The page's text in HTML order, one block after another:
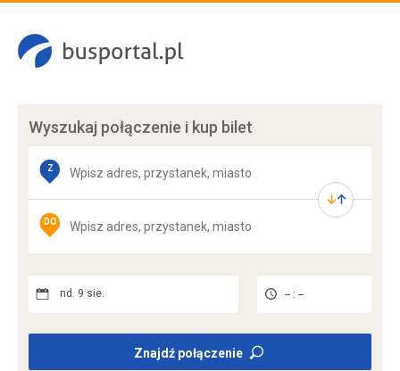
Wyszukaj połączenie i kup bilet
Z
DO
nd. 9 sie. -- : --
Znajdź połączenie